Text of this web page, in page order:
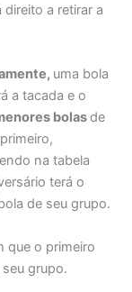
a retirar a
uma bola
a tacada e o
bolasde
na tabela
terá o
de seu grupo.
que o primeiro
grupo.